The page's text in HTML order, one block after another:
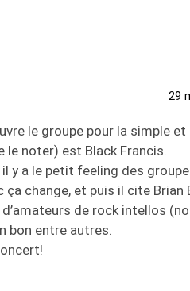
29
le groupe pour la simple
noter) est Black Francis.
y a le petit feeling des
change, et puis il cite Brian
de rock intellos
bon entre autres.